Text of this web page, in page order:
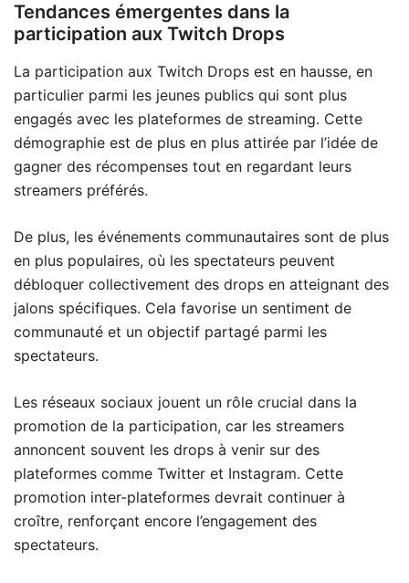
Tendances émergentes dans la
participation aux Twitch Drops
La participation aux Twitch Drops est en hausse, en
particulier parmi les jeunes publics qui sont plus
engagés avec les plateformes de streaming. Cette
démographie est de plus en plus attirée par l’idée de
gagner des récompenses tout en regardant leurs
streamers préférés.
De plus, les événements communautaires sont de plus
en plus populaires, où les spectateurs peuvent
débloquer collectivement des drops en atteignant des
jalons spécifiques. Cela favorise un sentiment de
communauté et un objectif partagé parmi les
spectateurs.
Les réseaux sociaux jouent un rôle crucial dans la
promotion de la participation, car les streamers
annoncent souvent les drops à venir sur des
plateformes comme Twitter et Instagram. Cette
promotion inter-plateformes devrait continuer à
croître, renforçant encore l’engagement des
spectateurs.